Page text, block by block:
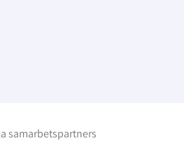
samarbetspartners